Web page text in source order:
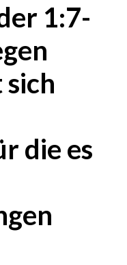
1:7-
die es